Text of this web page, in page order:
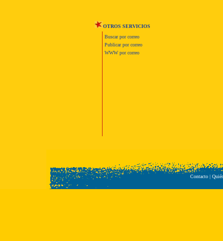
OTROS SERVICIOS
Buscar por correo
Publicar por correo
WWW por correo
Contacto|